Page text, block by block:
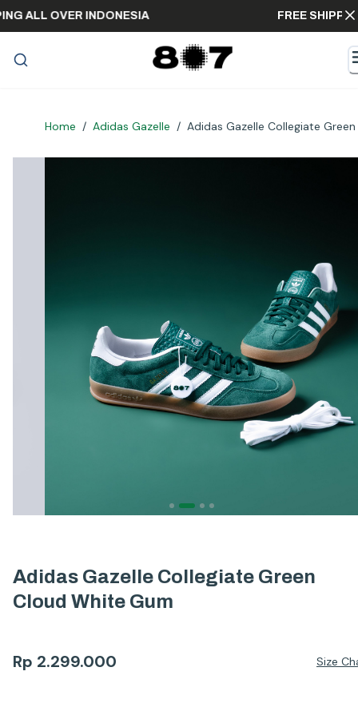
ALL OVER INDONESIA FREE
Home / Adidas Gazelle / Adidas Gazelle Collegiate
Adidas Gazelle Collegiate Green
Cloud White Gum
Rp 2.299.000 Size